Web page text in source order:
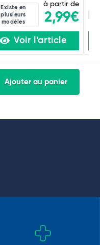
Existe en
plusieurs
modèles
à partir de
2,99€
Voir l'article
Ajouter au panier